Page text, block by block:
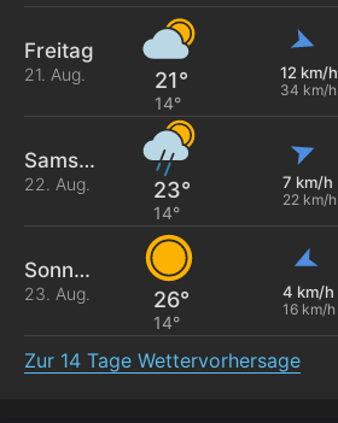
Freitag
21. Aug. 21°
14°
12 km/h
34 km/h
Samstag
22. Aug. 23°
14°
7 km/h
22 km/h
Sonntag
23. Aug. 26°
14°
4 km/h
16 km/h
Zur 14 Tage Wettervorhersage